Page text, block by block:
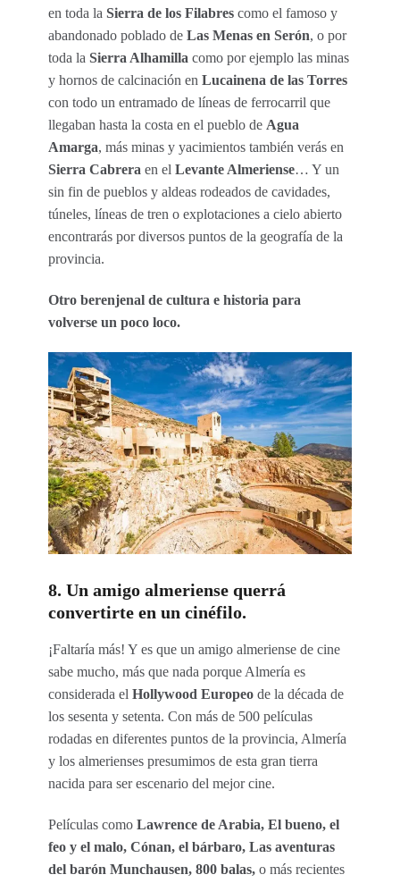
en toda la Sierra de los Filabres como el famoso y
abandonado poblado de Las Menas en Serón, o por
toda la Sierra Alhamilla como por ejemplo las minas
y hornos de calcinación en Lucainena de las Torres
con todo un entramado de líneas de ferrocarril que
llegaban hasta la costa en el pueblo de Agua
Amarga, más minas y yacimientos también verás en
Sierra Cabrera en el Levante Almeriense… Y un
sin fin de pueblos y aldeas rodeados de cavidades,
túneles, líneas de tren o explotaciones a cielo abierto
encontrarás por diversos puntos de la geografía de la
provincia.
Otro berenjenal de cultura e historia para
volverse un poco loco.
8. Un amigo almeriense querrá
convertirte en un cinéfilo.
¡Faltaría más! Y es que un amigo almeriense de cine
sabe mucho, más que nada porque Almería es
considerada el Hollywood Europeo de la década de
los sesenta y setenta. Con más de 500 películas
rodadas en diferentes puntos de la provincia, Almería
y los almerienses presumimos de esta gran tierra
nacida para ser escenario del mejor cine.
Películas como Lawrence de Arabia, El bueno, el
feo y el malo, Cónan, el bárbaro, Las aventuras
del barón Munchausen, 800 balas, o más recientes